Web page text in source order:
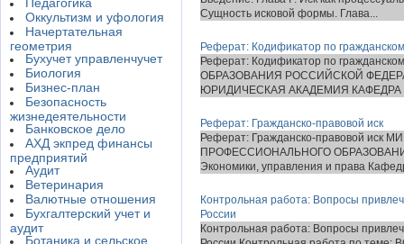
Оккультизм и уфология
Начертательная
геометрия
Бухучет управленчучет
Биология
Бизнес-план
Безопасность
жизнедеятельности
Банковское дело
АХД экпред финансы
предприятий
Аудит
Ветеринария
Валютные отношения
Бухгалтерский учет и
аудит
Ботаника и сельское
Сущность исковой формы. Глава...
Реферат: Кодификатор по
Реферат: Кодификатор по
ОБРАЗОВАНИЯ РОССИЙСКОЙ
ЮРИДИЧЕСКАЯ АКАДЕМИЯ
Реферат: Гражданско-правовой иск
Реферат: Гражданско-правовой
ПРОФЕССИОНАЛЬНОГО
Экономики, управления и права
Контрольная работа: Вопросы
России
Контрольная работа: Вопросы